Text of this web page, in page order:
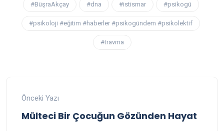
#BüşraAkçay #dna #istismar #psikogü
#psikoloji #eğitim #haberler #psikogündem #psikolektif
#travma
Önceki Yazı
Mülteci Bir Çocuğun Gözünden Hayat